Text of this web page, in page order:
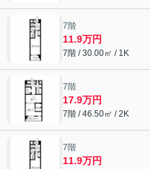
7階
11.9万円
7階 / 30.00㎡ / 1K
7階
17.9万円
7階 / 46.50㎡ / 2K
7階
11.9万円